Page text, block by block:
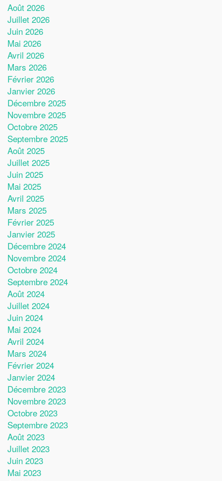
Août 2026
Juillet 2026
Juin 2026
Mai 2026
Avril 2026
Mars 2026
Février 2026
Janvier 2026
Décembre 2025
Novembre 2025
Octobre 2025
Septembre 2025
Août 2025
Juillet 2025
Juin 2025
Mai 2025
Avril 2025
Mars 2025
Février 2025
Janvier 2025
Décembre 2024
Novembre 2024
Octobre 2024
Septembre 2024
Août 2024
Juillet 2024
Juin 2024
Mai 2024
Avril 2024
Mars 2024
Février 2024
Janvier 2024
Décembre 2023
Novembre 2023
Octobre 2023
Septembre 2023
Août 2023
Juillet 2023
Juin 2023
Mai 2023